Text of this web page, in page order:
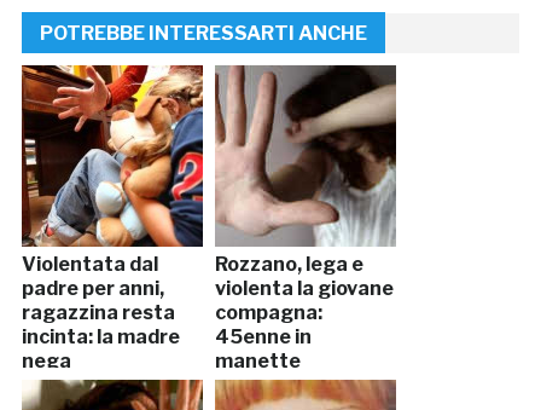
POTREBBE INTERESSARTI ANCHE
Violentata dal
padre per anni,
ragazzina resta
incinta: la madre
nega
Rozzano, lega e
violenta la giovane
compagna:
45enne in
manette